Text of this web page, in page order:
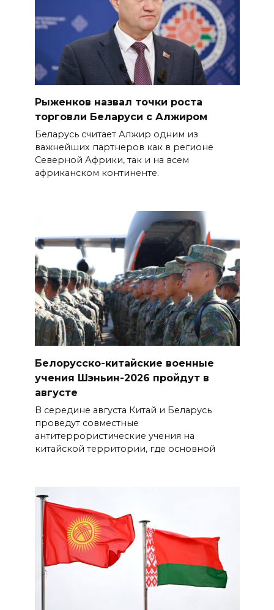
Рыженков назвал точки роста
торговли Беларуси с Алжиром
Беларусь считает Алжир одним из
важнейших партнеров как в регионе
Северной Африки, так и на всем
африканском континенте.
Белорусско-китайские военные
учения Шэньин-2026 пройдут в
августе
В середине августа Китай и Беларусь
проведут совместные
антитеррористические учения на
китайской территории, где основной